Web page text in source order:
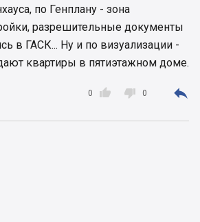
по Генплану - зона
разрешительные документы
в ГАСК... Ну и по визуализации -
квартиры в пятиэтажном доме.

0  0 